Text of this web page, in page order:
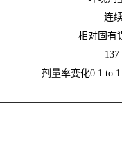
连
相对固有
剂量率变化0.1 to